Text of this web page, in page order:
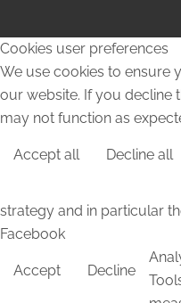
Cookies user preferences
We use cookies to ensure
our website. If you decline
may not function as
Accept all Decline all
strategy and in particular
Facebook
Accept Decline